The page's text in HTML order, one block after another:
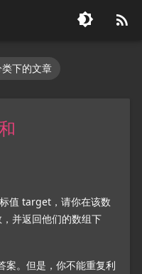
 
下的文章
值 target，请你在该数
并返回他们的数组下
案。但是，你不能重复利